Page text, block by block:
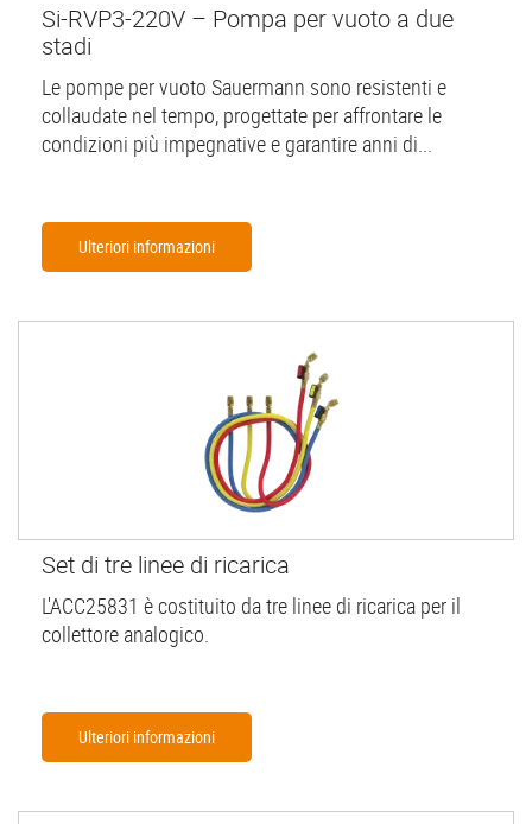
Si-RVP3-220V – Pompa per vuoto a due
stadi
Le pompe per vuoto Sauermann sono resistenti e
collaudate nel tempo, progettate per affrontare le
condizioni più impegnative e garantire anni di...
Ulteriori informazioni
Set di tre linee di ricarica
L'ACC25831 è costituito da tre linee di ricarica per il
collettore analogico.
Ulteriori informazioni